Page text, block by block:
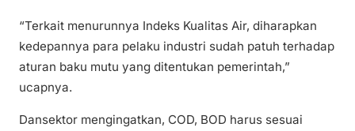
“Terkait menurunnya Indeks Kualitas Air, diharapkan
kedepannya para pelaku industri sudah patuh terhadap
aturan baku mutu yang ditentukan pemerintah,”
ucapnya.
Dansektor mengingatkan, COD, BOD harus sesuai